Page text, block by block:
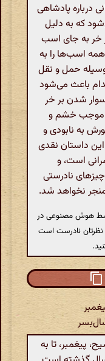
درباره پادشاهی
که به دلیل
خر به جای اسب
اسب‌ها را به
وسیله حمل و نقل
باعث می‌شود
سوار شدن بر خر
موجب خشم و
به نابودی و
داستان نقدی
است، و
نادرستی
نخواهد شد.
هوش مصنوعی در
نظرتان نادرست است
پیغمبر، تا به